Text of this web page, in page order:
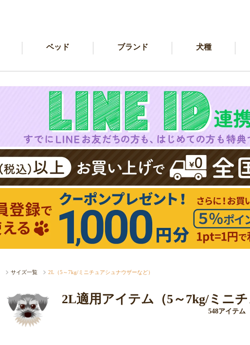
ベッド ブランド 犬種
サイズ一覧 2L（5～7kg/ミニチュアシュナウザーなど）
2L適用アイテム（5～7kg/ミニ
548アイテム